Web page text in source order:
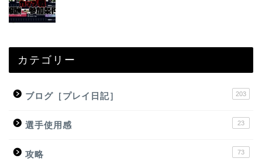
カテゴリー
ブログ［プレイ日記］ 203
選手使用感 23
攻略 73